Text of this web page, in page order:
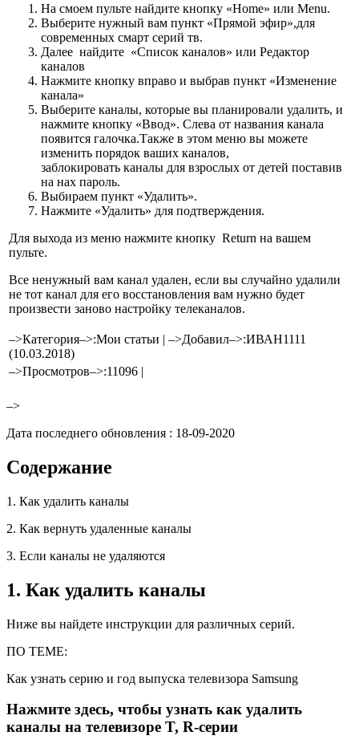
На смоем пульте найдите кнопку «Home» или Menu.
Выберите нужный вам пункт «Прямой эфир»,для
современных смарт серий тв.
Далее найдите «Список каналов» или Редактор
каналов
Нажмите кнопку вправо и выбрав пункт «Изменение
канала»
Выберите каналы, которые вы планировали удалить, и
нажмите кнопку «Ввод». Слева от названия канала
появится галочка.Также в этом меню вы можете
изменить порядок ваших каналов,
заблокировать каналы для взрослых от детей поставив
на нах пароль.
Выбираем пункт «Удалить».
Нажмите «Удалить» для подтверждения.
Для выхода из меню нажмите кнопку Return на вашем
пульте.
Все ненужный вам канал удален, если вы случайно удалили
не тот канал для его восстановления вам нужно будет
произвести заново настройку телеканалов.
–>Категория–>:Мои статьи | –>Добавил–>:ИВАН1111
(10.03.2018)
–>Просмотров–>:11096 |
–>
Дата последнего обновления : 18-09-2020
Содержание
1. Как удалить каналы
2. Как вернуть удаленные каналы
3. Если каналы не удаляются
1. Как удалить каналы
Ниже вы найдете инструкции для различных серий.
ПО ТЕМЕ:
Как узнать серию и год выпуска телевизора Samsung
Нажмите здесь, чтобы узнать как удалить
каналы на телевизоре T, R-серии